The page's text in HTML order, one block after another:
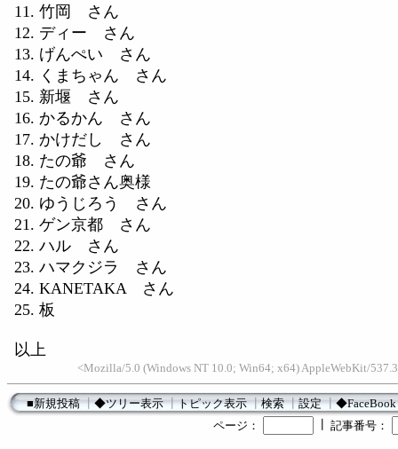
11. 竹岡 さん
12. ディー さん
13. げんぺい さん
14. くまちゃん さん
15. 新堰 さん
16. かるかん さん
17. かけだし さん
18. たの爺 さん
19. たの爺さん奥様
20. ゆうじろう さん
21. ゲン京都 さん
22. ハル さん
23. ハマクジラ さん
24. KANETAKA さん
25. 板
以上
<Mozilla/5.0 (Windows NT 10.0; Win64; x64) AppleWebKit/
■新規投稿┃◆ツリー表示┃トピック表示┃検索┃設定┃◆FaceBook
ページ：
記事番号：